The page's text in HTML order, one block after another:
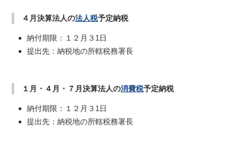
４月決算法人の法人税予定納税
納付期限：１２月３1日
提出先：納税地の所轄税務署長
１月・４月・７月決算法人の消費税予定納税
納付期限：１２月３1日
提出先：納税地の所轄税務署長